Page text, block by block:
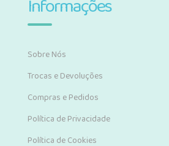
Informações
Sobre Nós
Trocas e Devoluções
Compras e Pedidos
Política de Privacidade
Política de Cookies